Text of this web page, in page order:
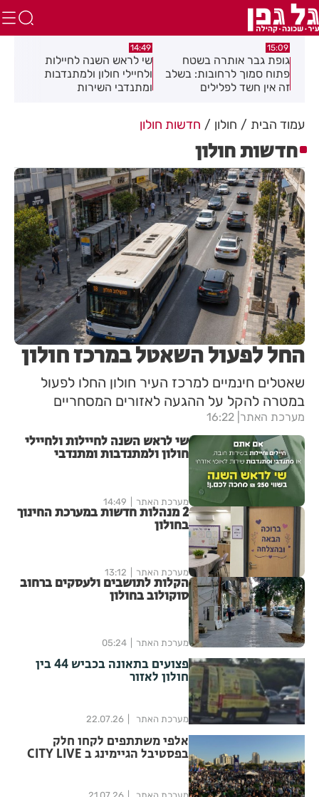
14:49
שי לראש השנה לחיילות
ולחיילי חולון ולמתנדבות
ומתנדבי השירות
14:08
מאחורי המגדלים: מומחי
הנדל"ן חושפים את הסודות
עמוד הבית חולון חדשות חולון
חדשות חולון
החל לפעול השאטל במרכז חולון
שאטלים חינמיים למרכז העיר חולון החלו לפעול
במטרה להקל על ההגעה לאזורים המסחריים
מערכת האתר 16:22
שי לראש השנה לחיילות ולחיילי
חולון ולמתנדבות ומתנדבי
מערכת האתר 14:49
2 מנהלות חדשות במערכת החינוך
בחולון
מערכת האתר 13:12
הקלות לתושבים ולעסקים ברחוב
סוקולוב בחולון
מערכת האתר 05:24
פצועים בתאונה בכביש 44 בין
חולון לאזור
מערכת האתר 22.07.26
אלפי משתתפים לקחו חלק
בפסטיבל הגיימינג ב CITY LIVE